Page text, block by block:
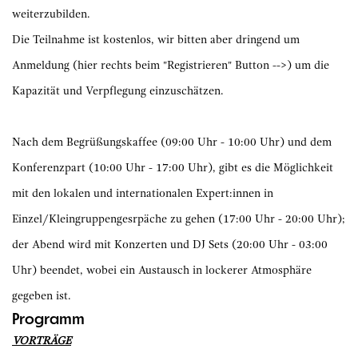
weiterzubilden.
Die Teilnahme ist kostenlos, wir bitten aber dringend um
Anmeldung (hier rechts beim "Registrieren" Button -->) um die
Kapazität und Verpflegung einzuschätzen.
Nach dem Begrüßungskaffee (09:00 Uhr - 10:00 Uhr) und dem
Konferenzpart (10:00 Uhr - 17:00 Uhr), gibt es die Möglichkeit
mit den lokalen und internationalen Expert:innen in
Einzel/Kleingruppengesrpäche zu gehen (17:00 Uhr - 20:00 Uhr);
der Abend wird mit Konzerten und DJ Sets (20:00 Uhr - 03:00
Uhr) beendet, wobei ein Austausch in lockerer Atmosphäre
gegeben ist.
Programm
VORTRÄGE